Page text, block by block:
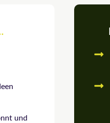
und